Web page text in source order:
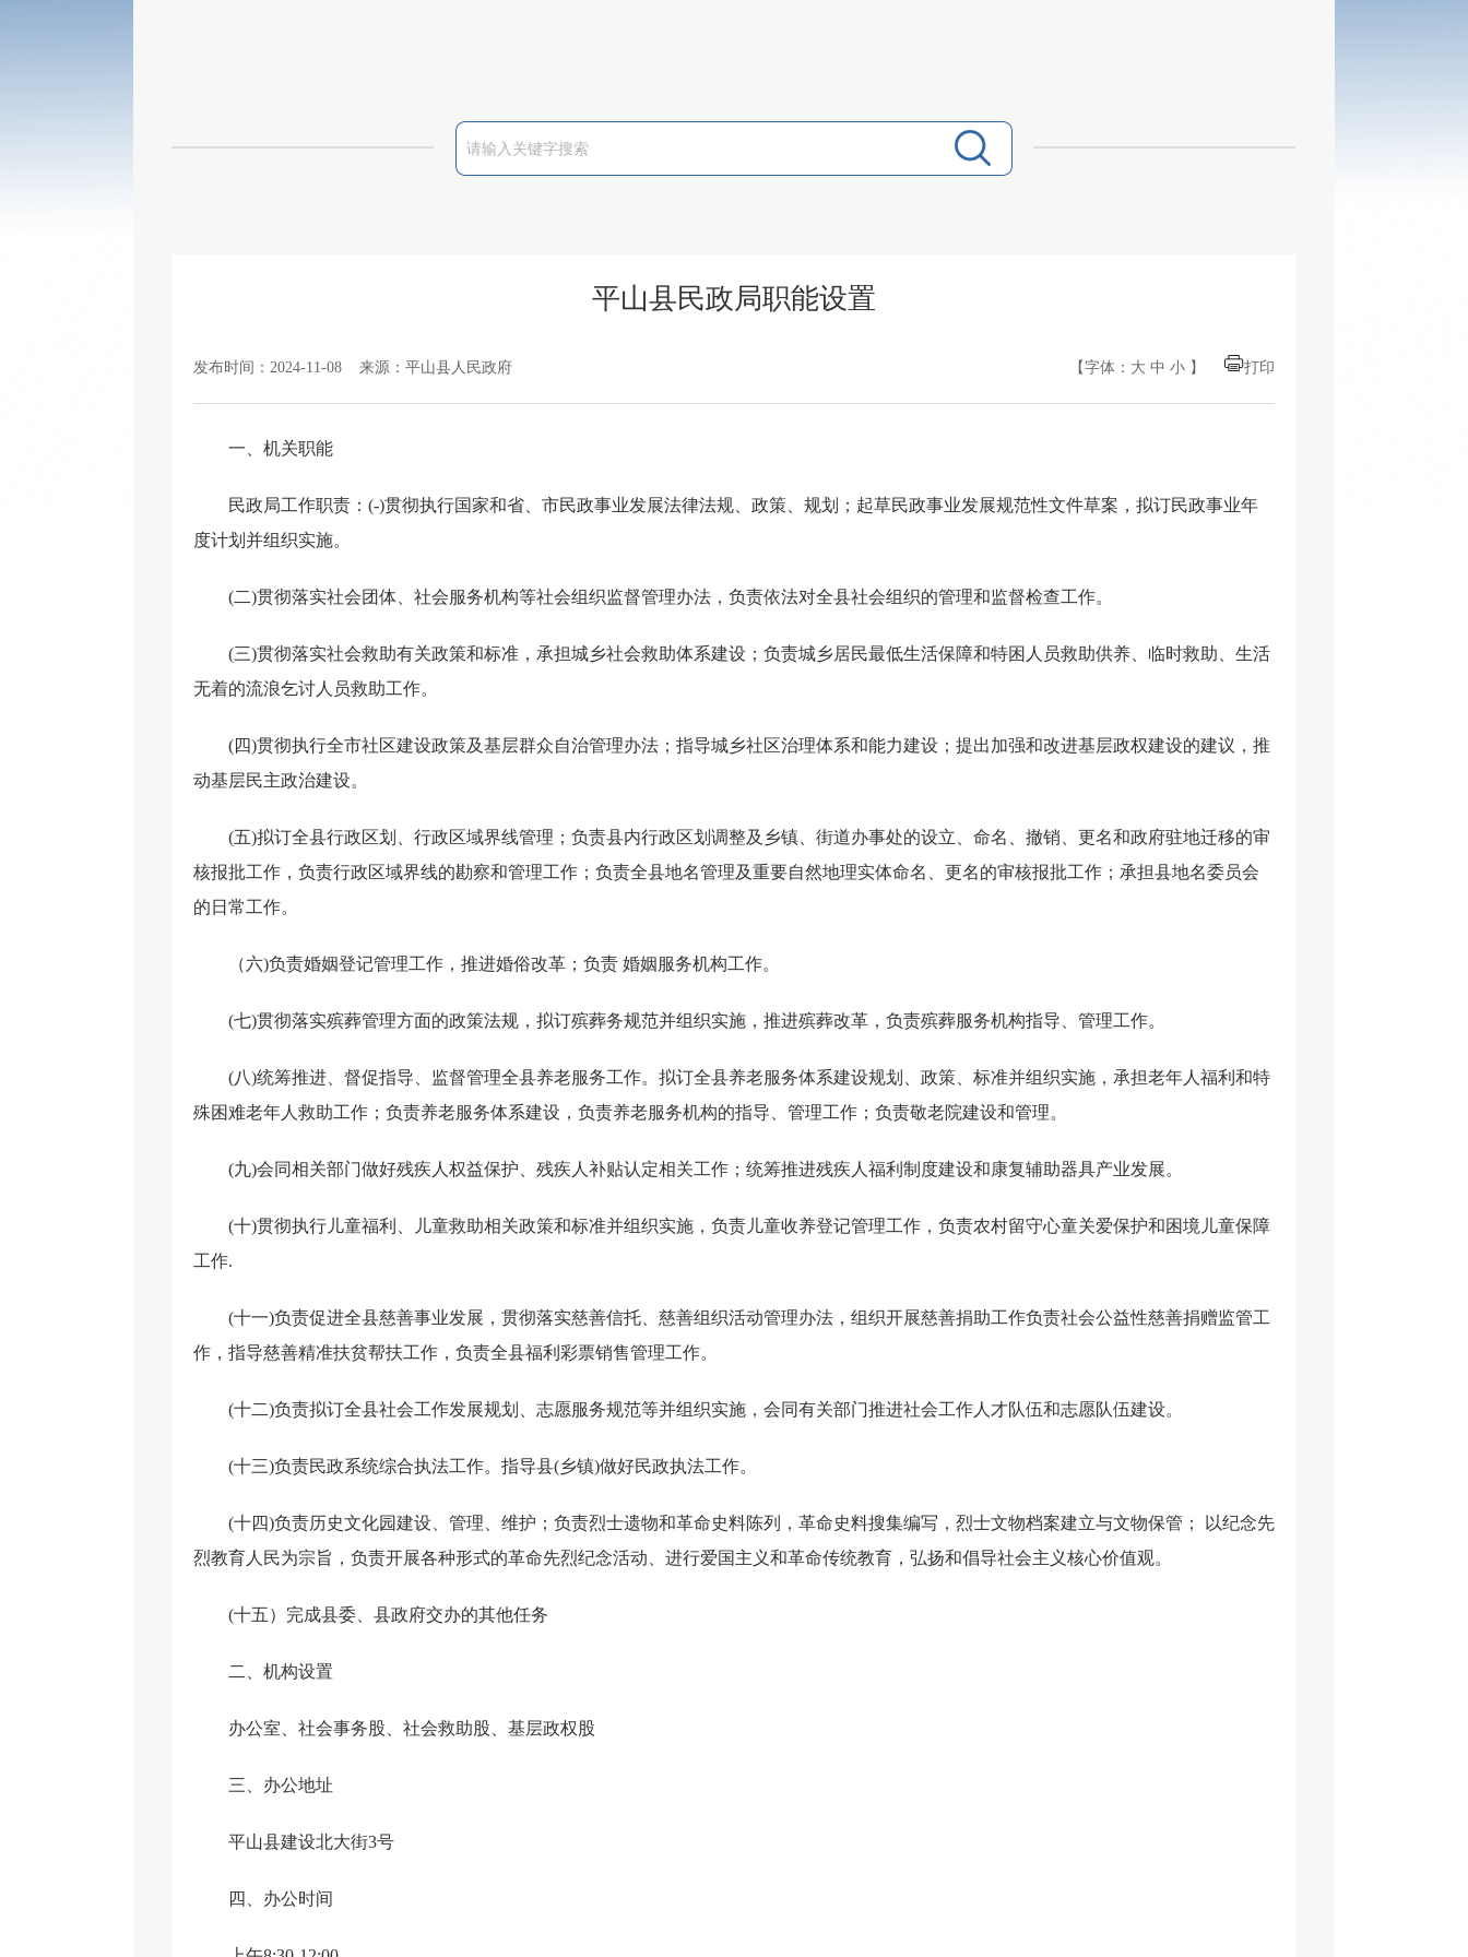
平山县民政局职能设置
发布时间：2024-11-08 来源：平山县人民政府 【字体： 大 中 小 】 打印
一、机关职能
民政局工作职责：(-)贯彻执行国家和省、市民政事业发展法律法规、政策、规划；起草民政事业发展规范性文件草案，拟订民政事业年
度计划并组织实施。
(二)贯彻落实社会团体、社会服务机构等社会组织监督管理办法，负责依法对全县社会组织的管理和监督检查工作。
(三)贯彻落实社会救助有关政策和标准，承担城乡社会救助体系建设；负责城乡居民最低生活保障和特困人员救助供养、临时救助、生活
无着的流浪乞讨人员救助工作。
(四)贯彻执行全市社区建设政策及基层群众自治管理办法；指导城乡社区治理体系和能力建设；提出加强和改进基层政权建设的建议，推
动基层民主政治建设。
(五)拟订全县行政区划、行政区域界线管理；负责县内行政区划调整及乡镇、街道办事处的设立、命名、撤销、更名和政府驻地迁移的审
核报批工作，负责行政区域界线的勘察和管理工作；负责全县地名管理及重要自然地理实体命名、更名的审核报批工作；承担县地名委员会
的日常工作。
（六)负责婚姻登记管理工作，推进婚俗改革；负责 婚姻服务机构工作。
(七)贯彻落实殡葬管理方面的政策法规，拟订殡葬务规范并组织实施，推进殡葬改革，负责殡葬服务机构指导、管理工作。
(八)统筹推进、督促指导、监督管理全县养老服务工作。拟订全县养老服务体系建设规划、政策、标准并组织实施，承担老年人福利和特
殊困难老年人救助工作；负责养老服务体系建设，负责养老服务机构的指导、管理工作；负责敬老院建设和管理。
(九)会同相关部门做好残疾人权益保护、残疾人补贴认定相关工作；统筹推进残疾人福利制度建设和康复辅助器具产业发展。
(十)贯彻执行儿童福利、儿童救助相关政策和标准并组织实施，负责儿童收养登记管理工作，负责农村留守心童关爱保护和困境儿童保障
工作.
(十一)负责促进全县慈善事业发展，贯彻落实慈善信托、慈善组织活动管理办法，组织开展慈善捐助工作负责社会公益性慈善捐赠监管工
作，指导慈善精准扶贫帮扶工作，负责全县福利彩票销售管理工作。
(十二)负责拟订全县社会工作发展规划、志愿服务规范等并组织实施，会同有关部门推进社会工作人才队伍和志愿队伍建设。
(十三)负责民政系统综合执法工作。指导县(乡镇)做好民政执法工作。
(十四)负责历史文化园建设、管理、维护；负责烈士遗物和革命史料陈列，革命史料搜集编写，烈士文物档案建立与文物保管； 以纪念先
烈教育人民为宗旨，负责开展各种形式的革命先烈纪念活动、进行爱国主义和革命传统教育，弘扬和倡导社会主义核心价值观。
(十五）完成县委、县政府交办的其他任务
二、机构设置
办公室、社会事务股、社会救助股、基层政权股
三、办公地址
平山县建设北大街3号
四、办公时间